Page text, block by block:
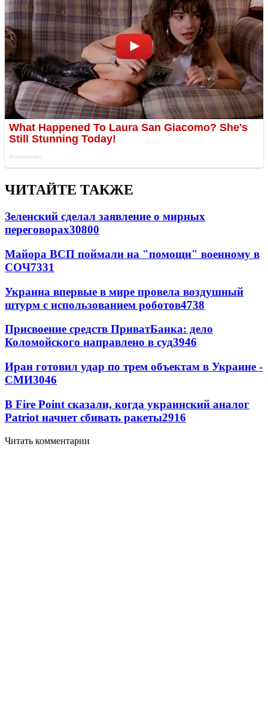
ЧИТАЙТЕ ТАКЖЕ
Зеленский сделал заявление о мирных
переговорах30800
Майора ВСП поймали на "помощи" военному в
СОЧ7331
Украина впервые в мире провела воздушный
штурм с использованием роботов4738
Присвоение средств ПриватБанка: дело
Коломойского направлено в суд3946
Иран готовил удар по трем объектам в Украине -
СМИ3046
В Fire Point сказали, когда украинский аналог
Patriot начнет сбивать ракеты2916
Читать комментарии